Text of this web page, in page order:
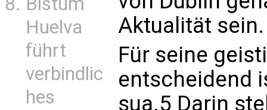
Huelva
führt
verbindlic
hes
Aktualität sein.
Für seine
entscheidend
sua.5 Darin